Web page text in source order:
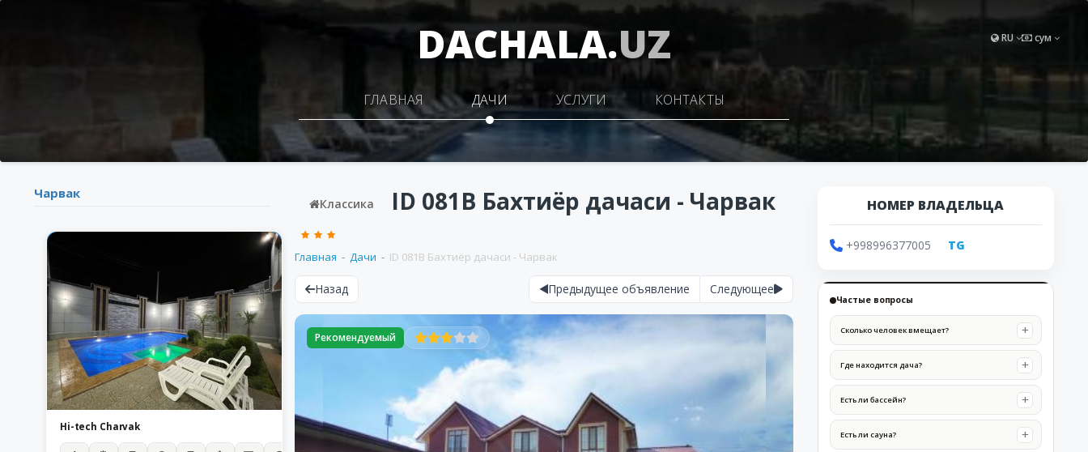
DACHALA.UZ
ГЛАВНАЯ ДАЧИ УСЛУГИ КОНТАКТЫ
RU сум
Чарвак
Hi-tech Charvak
Классика ID 081B Бахтиёр дачаси - Чарвак
Главная Дачи ID 081B Бахтиёр дачаси - Чарвак
Назад Предыдущее объявление Следующее
Рекомендуемый
НОМЕР ВЛАДЕЛЬЦА
+998996377005 TG
Частые вопросы
Сколько человек вмещает?
Где находится дача?
Есть ли бассейн?
Есть ли сауна?